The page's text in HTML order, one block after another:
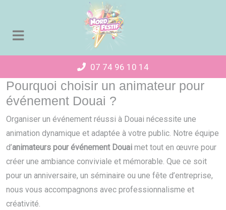
07 74 96 10 14
Pourquoi choisir un animateur pour
événement Douai ?
Organiser un événement réussi à Douai nécessite une
animation dynamique et adaptée à votre public. Notre équipe
d’animateurs pour événement Douai met tout en œuvre pour
créer une ambiance conviviale et mémorable. Que ce soit
pour un anniversaire, un séminaire ou une fête d’entreprise,
nous vous accompagnons avec professionnalisme et
créativité.
Panneau de gestion des cookies